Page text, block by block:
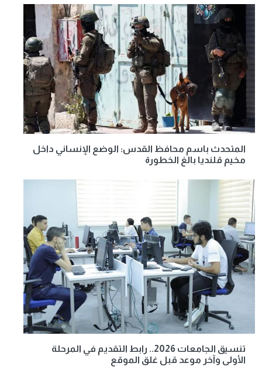
المتحدث باسم محافظ القدس: الوضع الإنساني داخل
مخيم قلنديا بالغ الخطورة
تنسيق الجامعات 2026.. رابط التقديم في المرحلة
الأولى وآخر موعد قبل غلق الموقع